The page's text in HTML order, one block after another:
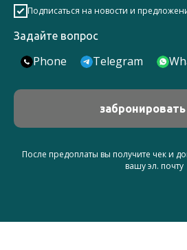
Подписаться на новости и
Задайте вопрос
Phone Telegram
После предоплаты вы получите чек и
вашу эл. почту